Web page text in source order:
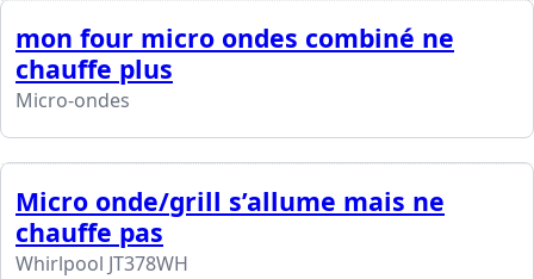
mon four micro ondes combiné ne
chauffe plus
Micro-ondes
Micro onde/grill s’allume mais ne
chauffe pas
Whirlpool JT378WH